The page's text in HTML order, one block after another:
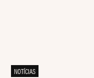
NOTÍCIAS